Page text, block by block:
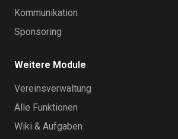
Kommunikation
Sponsoring
Weitere Module
Vereinsverwaltung
Alle Funktionen
Wiki & Aufgaben